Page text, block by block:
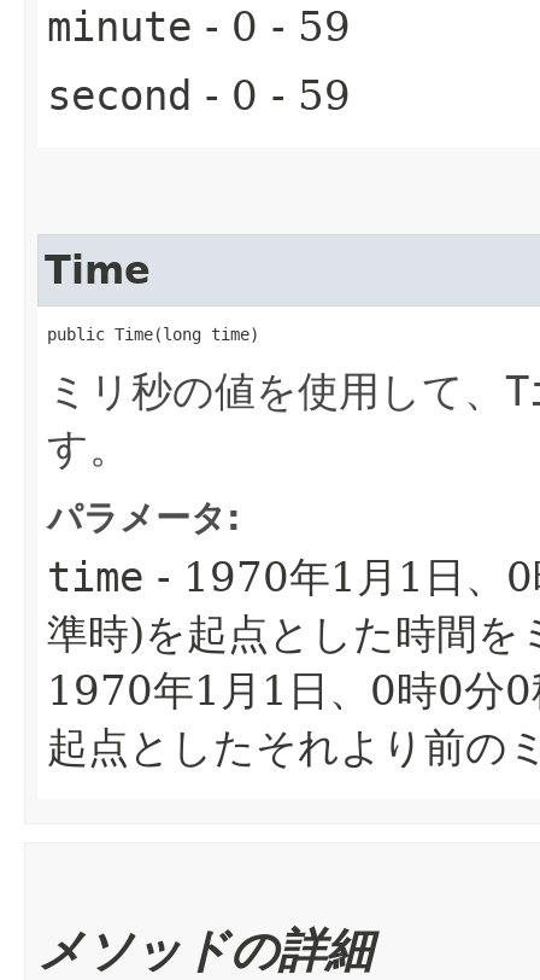
minute - 0 - 59
second - 0 - 59
Time
public Time​(long time)
ミリ秒の値を使用して、
す。
パラメータ:
time - 1970年1月1日、
準時)を起点とした時間を
1970年1月1日、0時0分
起点としたそれより前の
メソッドの詳細